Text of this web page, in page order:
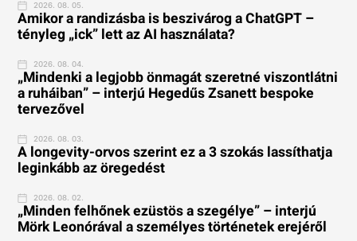
2026. 08. 05.
Amikor a randizásba is beszivárog a ChatGPT –
tényleg „ick” lett az AI használata?
2026. 08. 04.
„Mindenki a legjobb önmagát szeretné viszontlátni
a ruháiban” – interjú Hegedűs Zsanett bespoke
tervezővel
2026. 08. 03.
A longevity-orvos szerint ez a 3 szokás lassíthatja
leginkább az öregedést
2026. 08. 02.
„Minden felhőnek ezüstös a szegélye” – interjú
Mörk Leonórával a személyes történetek erejéről